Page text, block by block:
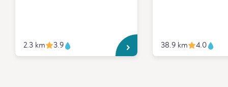
2.3 km 3.9 38.9 km 4.0